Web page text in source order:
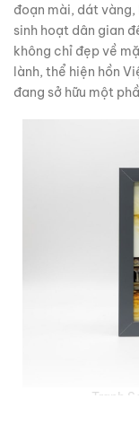
đoạn mài, dát
sinh hoạt dân gian
không chỉ đẹp về
lành, thể hiện hồn
đang sở hữu một
Tranh